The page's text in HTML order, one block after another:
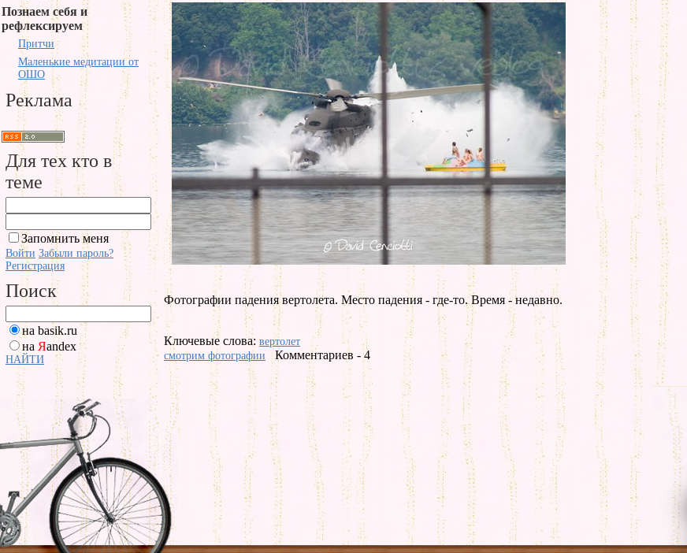
Познаем себя и
рефлексируем
Притчи
Маленькие медитации от
ОШО
Реклама
Для тех кто в
теме
Запомнить меня
Войти Забыли пароль?
Регистрация
Поиск
на basik.ru
на Яandex
НАЙТИ
Фотографии падения вертолета. Место падения - где-то. Время - недавно.
Ключевые слова: вертолет
смотрим фотографии
Комментариев - 4